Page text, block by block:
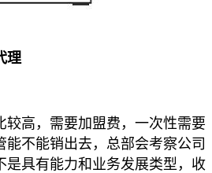
理
高，需要加盟费，一次性需要
能不能销出去，总部会考察公司
是具有能力和业务发展类型，收